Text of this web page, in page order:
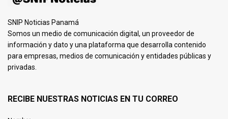
SNIP Noticias Panamá
Somos un medio de comunicación digital, un proveedor de
información y dato y una plataforma que desarrolla contenido
para empresas, medios de comunicación y entidades públicas y
privadas.
RECIBE NUESTRAS NOTICIAS EN TU CORREO